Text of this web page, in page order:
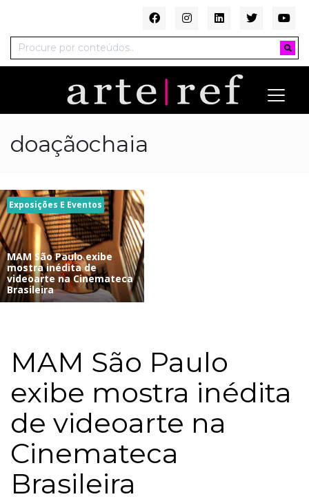
doaçãochaia
Exposições E Eventos
MAM São Paulo exibe
mostra inédita de
videoarte na Cinemateca
Brasileira
MAM São Paulo
exibe mostra inédita
de videoarte na
Cinemateca
Brasileira